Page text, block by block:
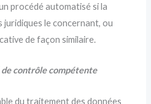
procédé automatisé si la
le concernant, ou
de façon similaire.
contrôle compétente
du traitement des données